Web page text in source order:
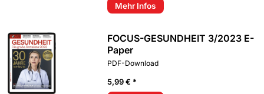
Mehr Infos
FOCUS-GESUNDHEIT 3/2023 E-
Paper
PDF-Download
5,99 € *